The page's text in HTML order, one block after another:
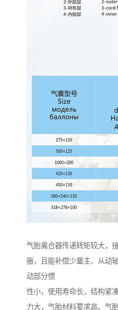
气胎离合器传递转矩较大，
振，且能补偿少量主、从动
动部分惯
性小，使用寿命长，结构紧
力大，气胎材料要求高。气